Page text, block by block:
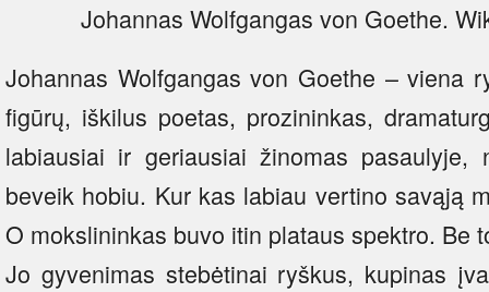
Johannas Wolfgangas von Goethe.
Johannas Wolfgangas von Goethe – viena
figūrų, iškilus poetas, prozininkas,
labiausiai ir geriausiai žinomas
beveik hobiu. Kur kas labiau vertino savąją
O mokslininkas buvo itin plataus spektro. Be
Jo gyvenimas stebėtinai ryškus, kupinas